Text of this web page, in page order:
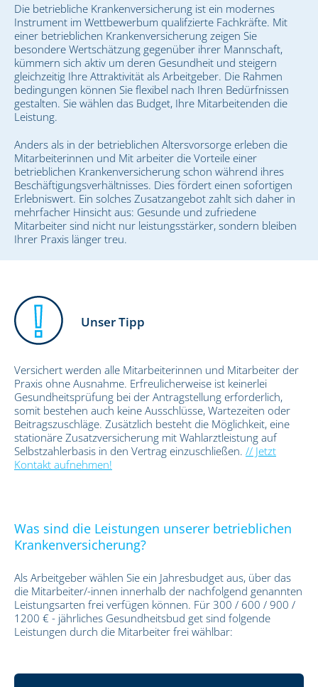
Die betriebliche Krankenversicherung ist ein modernes
Instrument im Wettbewerbum qualifzierte Fachkräfte. Mit
einer betrieblichen Krankenversicherung zeigen Sie
besondere Wertschätzung gegenüber ihrer Mannschaft,
kümmern sich aktiv um deren Gesundheit und steigern
gleichzeitig Ihre Attraktivität als Arbeitgeber. Die Rahmen
bedingungen können Sie flexibel nach Ihren Bedürfnissen
gestalten. Sie wählen das Budget, Ihre Mitarbeitenden die
Leistung.
Anders als in der betrieblichen Altersvorsorge erleben die
Mitarbeiterinnen und Mit arbeiter die Vorteile einer
betrieblichen Krankenversicherung schon während ihres
Beschäftigungsverhältnisses. Dies fördert einen sofortigen
Erlebniswert. Ein solches Zusatzangebot zahlt sich daher in
mehrfacher Hinsicht aus: Gesunde und zufriedene
Mitarbeiter sind nicht nur leistungsstärker, sondern bleiben
Ihrer Praxis länger treu.
Unser Tipp
Versichert werden alle Mitarbeiterinnen und Mitarbeiter der
Praxis ohne Ausnahme. Erfreulicherweise ist keinerlei
Gesundheitsprüfung bei der Antragstellung erforderlich,
somit bestehen auch keine Ausschlüsse, Wartezeiten oder
Beitragszuschläge. Zusätzlich besteht die Möglichkeit, eine
stationäre Zusatzversicherung mit Wahlarztleistung auf
Selbstzahlerbasis in den Vertrag einzuschließen. // Jetzt
Kontakt aufnehmen!
Was sind die Leistungen unserer betrieblichen
Krankenversicherung?
Als Arbeitgeber wählen Sie ein Jahresbudget aus, über das
die Mitarbeiter/-innen innerhalb der nachfolgend genannten
Leistungsarten frei verfügen können. Für 300 / 600 / 900 /
1200 € - jährliches Gesundheitsbud get sind folgende
Leistungen durch die Mitarbeiter frei wählbar: